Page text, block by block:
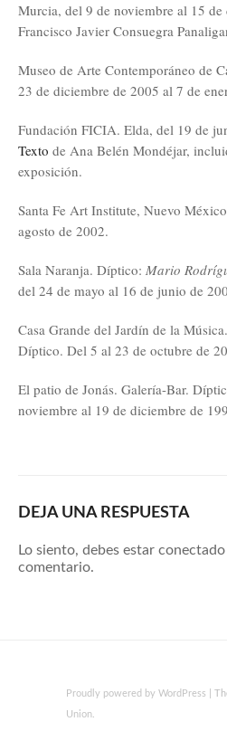
Murcia, del 9 de noviembre al 15
Francisco Javier Consuegra
Museo de Arte Contemporáneo de
23 de diciembre de 2005 al 7 de
Fundación FICIA. Elda, del 19 de
Texto de Ana Belén Mondéjar,
exposición.
Santa Fe Art Institute, Nuevo
agosto de 2002.
Sala Naranja. Díptico: Mario
del 24 de mayo al 16 de junio de
Casa Grande del Jardín de la
Díptico. Del 5 al 23 de octubre de
El patio de Jonás. Galería-Bar.
noviembre al 19 de diciembre de
DEJA UNA RESPUESTA
Lo siento, debes estar conectado
comentario.
Proudly powered by WordPress
Union.